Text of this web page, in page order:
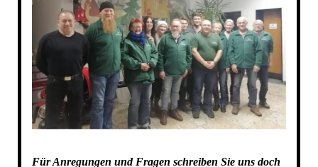
Für Anregungen und Fragen schreiben Sie uns doch